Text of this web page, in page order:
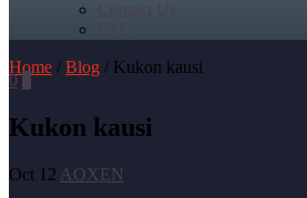
Home / Blog / Kukon kausi
0
Kukon kausi
Oct 12 AOXEN